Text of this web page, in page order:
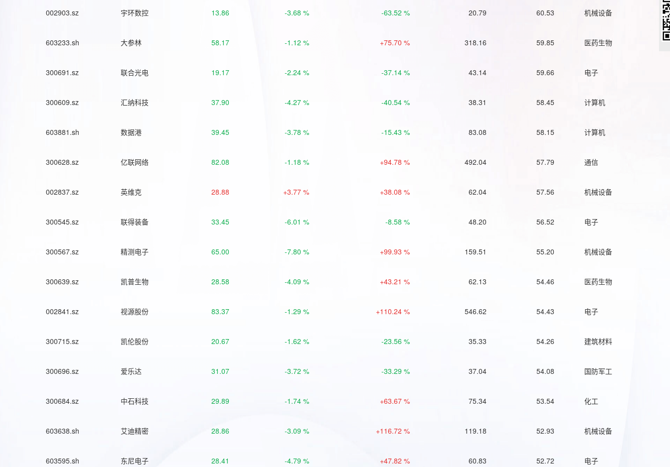
002903.sz 宇环数控 13.86 -3.68 % -63.52 % 20.79 60.53 机械设备
603233.sh 大参林 58.17 -1.12 % +75.70 % 318.16 59.85 医药生物
300691.sz 联合光电 19.17 -2.24 % -37.14 % 43.14 59.66 电子
300609.sz 汇纳科技 37.90 -4.27 % -40.54 % 38.31 58.45 计算机
603881.sh 数据港 39.45 -3.78 % -15.43 % 83.08 58.15 计算机
300628.sz 亿联网络 82.08 -1.18 % +94.78 % 492.04 57.79 通信
002837.sz 英维克 28.88 +3.77 % +38.08 % 62.04 57.56 机械设备
300545.sz 联得装备 33.45 -6.01 % -8.58 % 48.20 56.52 电子
300567.sz 精测电子 65.00 -7.80 % +99.93 % 159.51 55.20 机械设备
300639.sz 凯普生物 28.58 -4.09 % +43.21 % 62.13 54.46 医药生物
002841.sz 视源股份 83.37 -1.29 % +110.24 % 546.62 54.43 电子
300715.sz 凯伦股份 20.67 -1.62 % -23.56 % 35.33 54.26 建筑材料
300696.sz 爱乐达 31.07 -3.72 % -33.29 % 37.04 54.08 国防军工
300684.sz 中石科技 29.89 -1.74 % +63.67 % 75.34 53.54 化工
603638.sh 艾迪精密 28.86 -3.09 % +116.72 % 119.18 52.93 机械设备
603595.sh 东尼电子 28.41 -4.79 % +47.82 % 60.83 52.72 电子